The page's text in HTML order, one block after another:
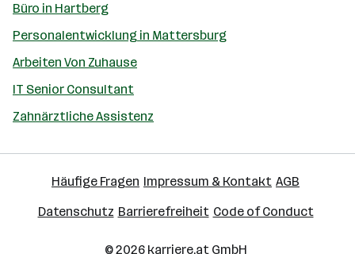
Büro in Hartberg
Personalentwicklung in Mattersburg
Arbeiten Von Zuhause
IT Senior Consultant
Zahnärztliche Assistenz
Häufige Fragen Impressum & Kontakt AGB
Datenschutz Barrierefreiheit Code of Conduct
© 2026 karriere.atGmbH